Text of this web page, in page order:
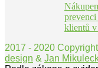
klientů v
2017 - 2020
design & Jan